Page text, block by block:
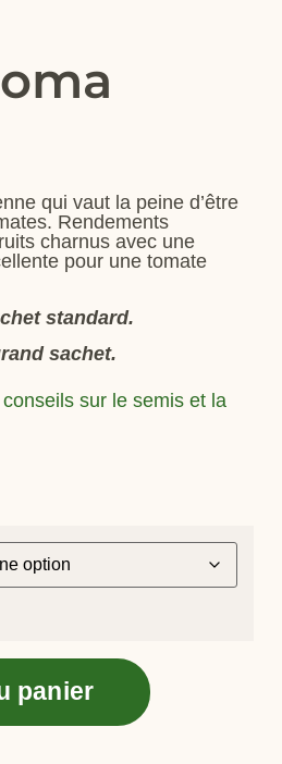
qui vaut la peine d’être
Rendements
charnus avec une
pour une tomate
standard.
sachet.
sur le semis et la
panier